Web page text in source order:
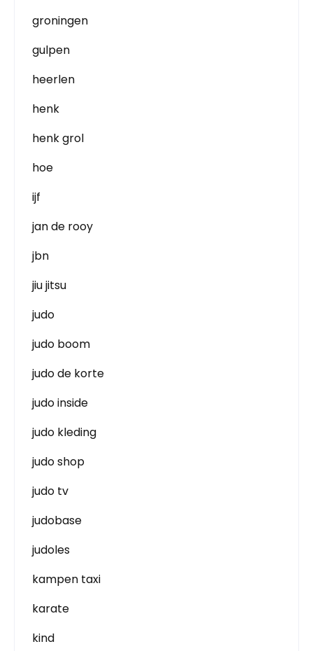
groningen
gulpen
heerlen
henk
henk grol
hoe
ijf
jan de rooy
jbn
jiu jitsu
judo
judo boom
judo de korte
judo inside
judo kleding
judo shop
judo tv
judobase
judoles
kampen taxi
karate
kind